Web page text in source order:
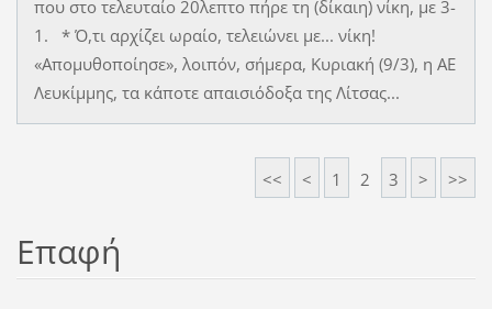
που στο τελευταίο 20λεπτο πήρε τη (δίκαιη) νίκη, με 3-
1. * Ό,τι αρχίζει ωραίο, τελειώνει με... νίκη!
«Απομυθοποίησε», λοιπόν, σήμερα, Κυριακή (9/3), η ΑΕ
Λευκίμμης, τα κάποτε απαισιόδοξα της Λίτσας...
<< < 1 2 3 > >>
Επαφή